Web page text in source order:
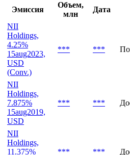
Эмиссия
Объем,
млн
Дата
NII
Holdings,
4.25%
15aug2023,
USD
(Conv.)
*** ***
NII
Holdings,
7.875%
15aug2019,
USD
*** ***
NII
Holdings,
11.375%
*** ***